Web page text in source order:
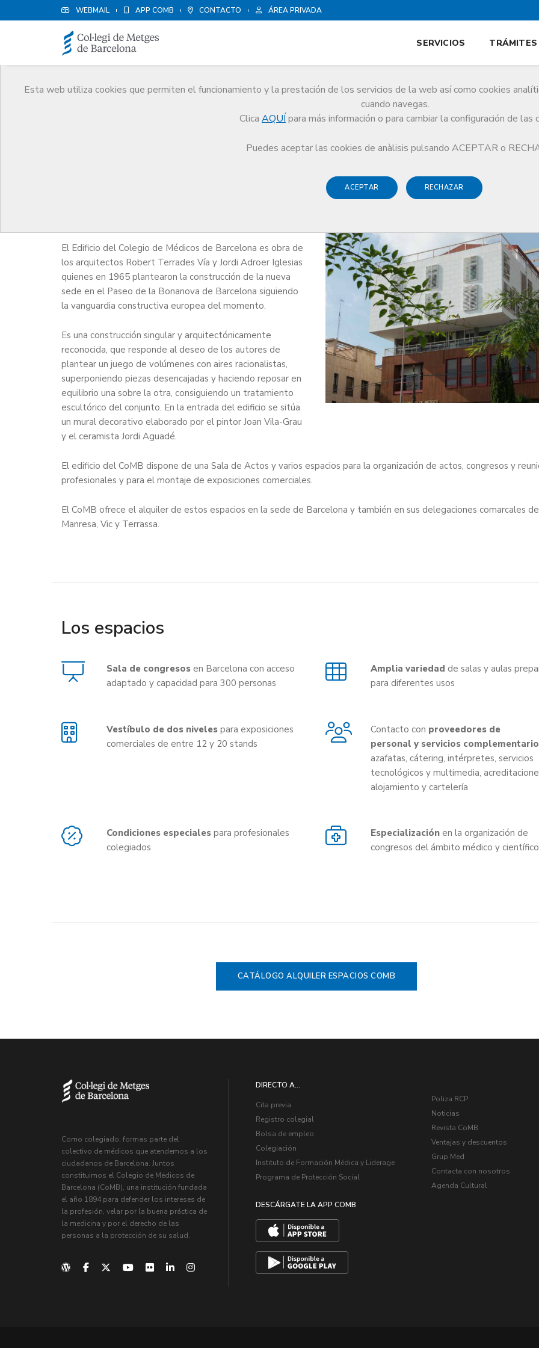
WEBMAIL APP COMB CONTACTO ÁREA PRIVADA
Esta web utiliza cookies que permiten el funcionamiento y la prestación de los servicios de la web así como cookies
cuando navegas.
Clica AQUÍ para más información o para cambiar la configuración de las
Puedes aceptar las cookies de anàlisis pulsando ACEPTAR o
ACEPTAR RECHAZAR
SERVICIOS TRÁMITES
El Edificio
El Edificio del Colegio de Médicos de Barcelona es obra de
los arquitectos Robert Terrades Vía y Jordi Adroer Iglesias
quienes en 1965 plantearon la construcción de la nueva
sede en el Paseo de la Bonanova de Barcelona siguiendo
la vanguardia constructiva europea del momento.
Es una construcción singular y arquitectónicamente
reconocida, que responde al deseo de los autores de
plantear un juego de volúmenes con aires racionalistas,
superponiendo piezas desencajadas y haciendo reposar en
equilibrio una sobre la otra, consiguiendo un tratamiento
escultórico del conjunto. En la entrada del edificio se sitúa
un mural decorativo elaborado por el pintor Joan Vila-Grau
y el ceramista Jordi Aguadé.
El edificio del CoMB dispone de una Sala de Actos y varios espacios para la organización de actos, congresos y
profesionales y para el montaje de exposiciones comerciales.
El CoMB ofrece el alquiler de estos espacios en la sede de Barcelona y también en sus delegaciones comarcales de
Manresa, Vic y Terrassa.
Los espacios
Sala de congresos en Barcelona con acceso
adaptado y capacidad para 300 personas
Amplia variedad de salas y aulas
para diferentes usos
Vestíbulo de dos niveles para exposiciones
comerciales de entre 12 y 20 stands
Contacto con proveedores de
personal y servicios
azafatas, cátering, intérpretes, servicios
tecnológicos y multimedia,
alojamiento y cartelería
Condiciones especiales para profesionales
colegiados
Especializaciónen la organización de
congresos del ámbito médico y científico
CATÁLOGO ALQUILER ESPACIOS COMB
Como colegiado, formas parte del
colectivo de médicos que atendemos a los
ciudadanos de Barcelona. Juntos
constituimos el Colegio de Médicos de
Barcelona (CoMB), una institución fundada
el año 1894 para defender los intereses de
la profesión, velar por la buena práctica de
la medicina y por el derecho de las
personas a la protección de su salud.
DIRECTO A...
Cita previa
Registro colegial
Bolsa de empleo
Colegiación
Instituto de Formación Médica y Liderage
Programa de Protección Social
DESCÁRGATE LA APP COMB
Poliza RCP
Noticias
Revista CoMB
Ventajas y descuentos
Grup Med
Contacta con nosotros
Agenda Cultural